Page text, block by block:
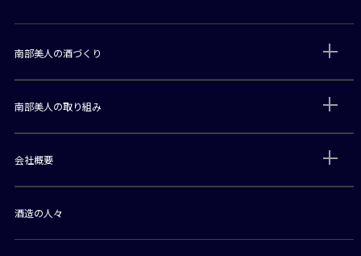
南部美人の酒づくり
南部美人の取り組み
会社概要
酒造の人々